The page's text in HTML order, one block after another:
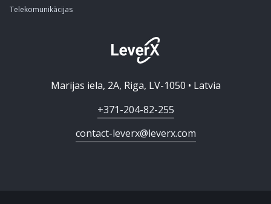
Telekomunikācijas
Marijas iela, 2A, Riga, LV-1050 • Latvia
+371-204-82-255
contact-leverx@leverx.com